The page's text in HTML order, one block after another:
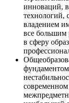
инноваций,
технологий,
владением
все большим
в сферу